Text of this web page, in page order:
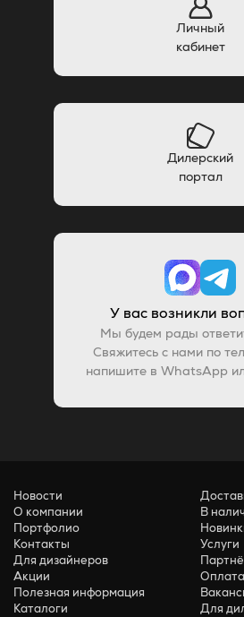
Личный
кабинет
Дилерский
портал
У вас возникли
Мы будем рады
Свяжитесь с нами по
напишите в WhatsApp
Новости
О компании
Портфолио
Контакты
Для дизайнеров
Акции
Полезная информация
Каталоги
В
Услуги
Оплата
Для